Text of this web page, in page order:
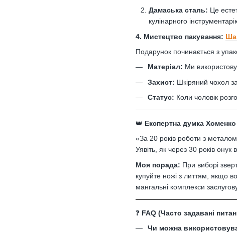
Дамаська сталь: Це
кулінарного
4. Мистецтво пакування:
Подарунок починається з
Матеріал: Ми
Захист: Шкіряний чохол
Статус: Коли чоловік
👑 Експертна думка Хоменко
«За 20 років роботи з
Уявіть, як через 30 років онук
Моя порада: При виборі
купуйте ножі з литтям, якщо
мангальні комплекси
❓ FAQ (Часто задавані
Чи можна